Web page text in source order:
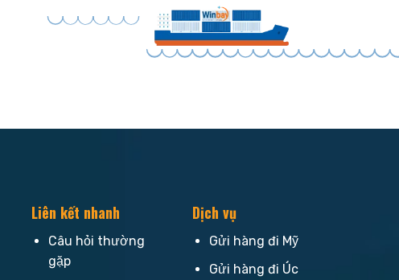
Liên kết nhanh
Câu hỏi thường
gặp
Dịch vụ
Gửi hàng đi Mỹ
Gửi hàng đi Úc